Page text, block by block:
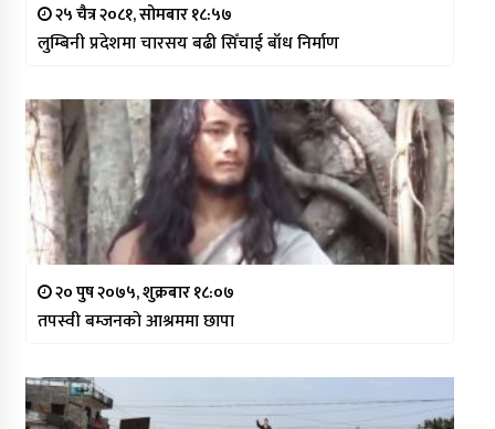
२५ चैत्र २०८१, सोमबार १८:५७
लुम्बिनी प्रदेशमा चारसय बढी सिँचाई बाँध निर्माण
२० पुष २०७५, शुक्रबार १८:०७
तपस्वी बम्जनको आश्रममा छापा